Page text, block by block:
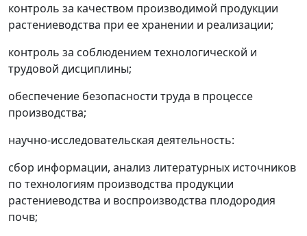
контроль за качеством производимой продукции
растениеводства при ее хранении и реализации;
контроль за соблюдением технологической и
трудовой дисциплины;
обеспечение безопасности труда в процессе
производства;
научно-исследовательская деятельность:
сбор информации, анализ литературных источников
по технологиям производства продукции
растениеводства и воспроизводства плодородия
почв;